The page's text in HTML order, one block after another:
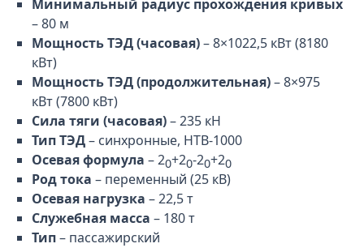
Минимальный радиус прохождения кривых
– 80 м
Мощность ТЭД (часовая)– 8×1022,5 кВт (8180
кВт)
Мощность ТЭД (продолжительная)– 8×975
кВт (7800 кВт)
Сила тяги (часовая)– 235 кН
Тип ТЭД– синхронные, НТВ-1000
Осевая формула – 20+20-20+20
Род тока – переменный (25 кВ)
Осевая нагрузка – 22,5 т
Служебная масса – 180 т
Тип– пассажирский